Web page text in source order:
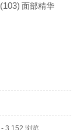
(103) 面部精华
- 3,152 浏览